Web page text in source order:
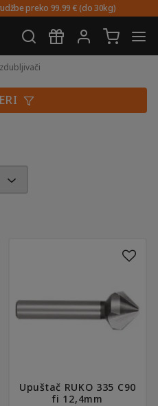
preko 99.99 € (do 30kg)
Upuštač RUKO 335 C90
fi 12,4mm